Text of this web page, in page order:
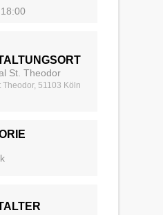
St. Theodor
Theodor, 51103 Köln